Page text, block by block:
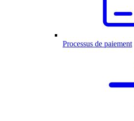
Processus de paiement